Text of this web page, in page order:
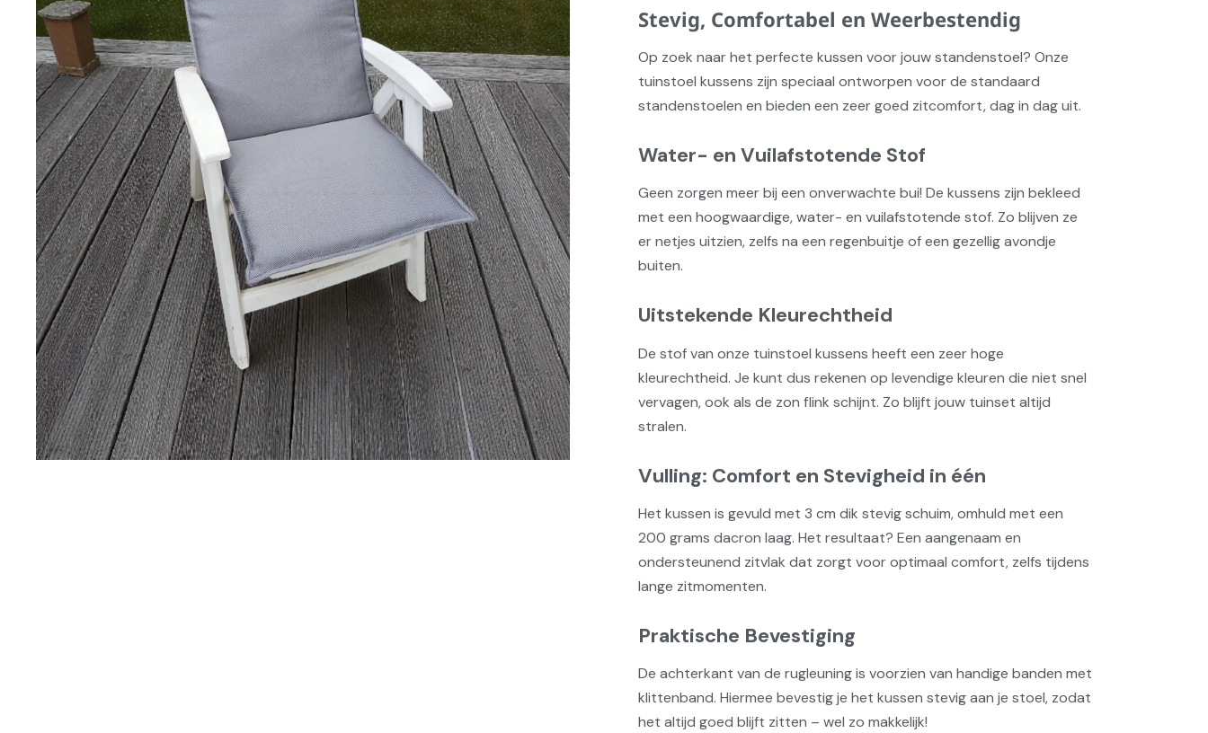
Stevig, Comfortabel en Weerbestendig
Op zoek naar het perfecte kussen voor jouw standenstoel? Onze
tuinstoel kussens zijn speciaal ontworpen voor de standaard
standenstoelen en bieden een zeer goed zitcomfort, dag in dag uit.
Water- en Vuilafstotende Stof
Geen zorgen meer bij een onverwachte bui! De kussens zijn bekleed
met een hoogwaardige, water- en vuilafstotende stof. Zo blijven ze
er netjes uitzien, zelfs na een regenbuitje of een gezellig avondje
buiten.
Uitstekende Kleurechtheid
De stof van onze tuinstoel kussens heeft een zeer hoge
kleurechtheid. Je kunt dus rekenen op levendige kleuren die niet snel
vervagen, ook als de zon flink schijnt. Zo blijft jouw tuinset altijd
stralen.
Vulling: Comfort en Stevigheid in één
Het kussen is gevuld met 3 cm dik stevig schuim, omhuld met een
200 grams dacron laag. Het resultaat? Een aangenaam en
ondersteunend zitvlak dat zorgt voor optimaal comfort, zelfs tijdens
lange zitmomenten.
Praktische Bevestiging
De achterkant van de rugleuning is voorzien van handige banden met
klittenband. Hiermee bevestig je het kussen stevig aan je stoel, zodat
het altijd goed blijft zitten – wel zo makkelijk!